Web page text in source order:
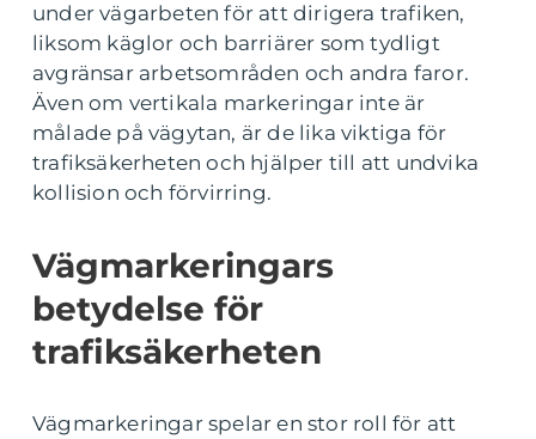
under vägarbeten för att dirigera trafiken,
liksom käglor och barriärer som tydligt
avgränsar arbetsområden och andra faror.
Även om vertikala markeringar inte är
målade på vägytan, är de lika viktiga för
trafiksäkerheten och hjälper till att undvika
kollision och förvirring.
Vägmarkeringars
betydelse för
trafiksäkerheten
Vägmarkeringar spelar en stor roll för att